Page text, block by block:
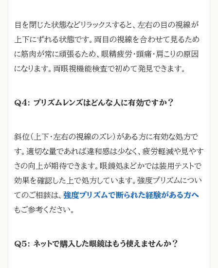
目を閉じた状態などリラックスすると、左右の目の視線が
上下にずれる状態です。両目の視線を合わせて見るため
に筋肉が常に頑張るため、眼精疲労・頭痛・肩こりの原因
になります。両眼視機能検査で初めて発見できます。
Q4: プリズムレンズはどんな人に有効ですか？
斜位（上下・左右の視線のズレ）がある方に有効な処方で
す。適切な量であれば違和感は少なく、疲労軽減や見やす
さの向上が期待できます。眼鏡処まどかでは装用テストで
効果を確認した上で処方しています。強度プリズムについ
てのご相談は、 強度プリズムで断られた経験がある方へ
もご参考ください。
Q5: ネットで購入した眼鏡はもう使えませんか？